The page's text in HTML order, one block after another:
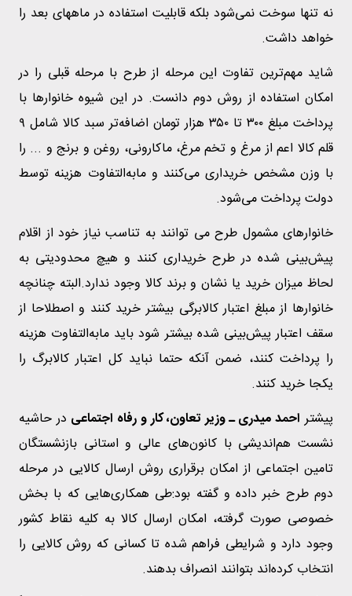
نه تنها سوخت نمی‌شود بلکه قابلیت استفاده در ماههای بعد را
خواهد داشت.
شاید مهم‌ترین تفاوت این مرحله از طرح با مرحله قبلی را در
امکان استفاده از روش دوم دانست. در این شیوه خانوارها با
پرداخت مبلغ ۳۰۰ تا ۳۵۰ هزار تومان اضافه‌تر سبد کالا شامل ۹
قلم کالا اعم از مرغ و تخم مرغ، ماکارونی، روغن و برنج و ... را
با وزن مشخص خریداری می‌کنند و مابه‌التفاوت هزینه توسط
دولت پرداخت می‌شود.
خانوارهای مشمول طرح می توانند به تناسب نیاز خود از اقلام
پیش‌بینی شده در طرح خریداری کنند و هیچ محدودیتی به
لحاظ میزان خرید یا نشان و برند کالا وجود ندارد.البته چنانچه
خانوارها از مبلغ اعتبار کالابرگی بیشتر خرید کنند و اصطلاحا از
سقف اعتبار پیش‌بینی شده بیشتر شود باید مابه‌التفاوت هزینه
را پرداخت کنند، ضمن آنکه حتما نباید کل اعتبار کالابرگ را
یکجا خرید کنند.
پیشتر احمد میدری ـ وزیر تعاون، کار و رفاه اجتماعی در حاشیه
نشست هم‌اندیشی با کانون‌های عالی و استانی بازنشستگان
تامین اجتماعی از امکان برقراری روش ارسال کالایی در مرحله
دوم طرح خبر داده و گفته بود:طی همکاری‌هایی که با بخش
خصوصی صورت گرفته، امکان ارسال کالا به کلیه نقاط کشور
وجود دارد و شرایطی فراهم شده تا کسانی که روش کالایی را
انتخاب کرده‌اند بتوانند انصراف بدهند.